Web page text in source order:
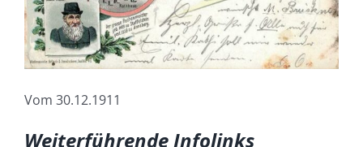
Vom 30.12.1911
Weiterführende Infolinks